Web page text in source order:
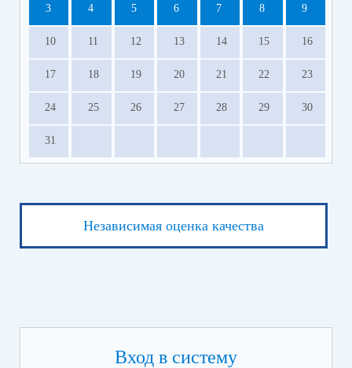
3 4 5 6 7 8 9
10 11 12 13 14 15 16
17 18 19 20 21 22 23
24 25 26 27 28 29 30
31
Независимая оценка качества
Вход в систему